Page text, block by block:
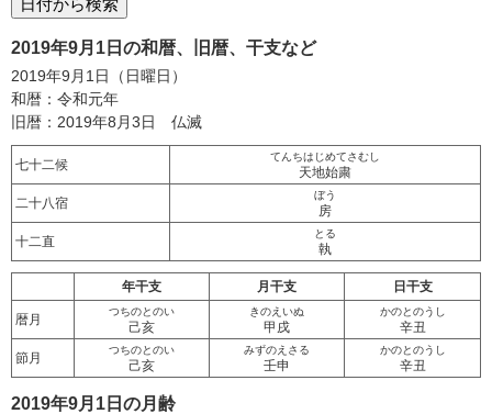
2019年9月1日の和暦、旧暦、干支など
2019年9月1日（日曜日）
和暦：令和元年
旧暦：2019年8月3日 仏滅
七十二候
てんちはじめてさむし
天地始粛
二十八宿
ぼう
房
十二直
とる
執
年干支 月干支 日干支
暦月
つちのとのい
己亥
きのえいぬ
甲戌
かのとのうし
辛丑
節月
つちのとのい
己亥
みずのえさる
壬申
かのとのうし
辛丑
2019年9月1日の月齢